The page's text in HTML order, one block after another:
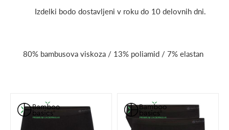
Izdelki bodo dostavljeni v roku do 10 delovnih dni.
80% bambusova viskoza / 13% poliamid / 7% elastan